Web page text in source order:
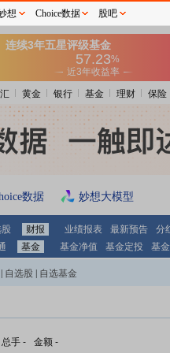
黄金 银行 基金 理财 保险
数据 妙想大模型
财报 业绩报表 最新预告 分
基金 基金净值 基金定投 基
自选股 自选基金
总手 - 金额 -
想 Choice数据 股吧